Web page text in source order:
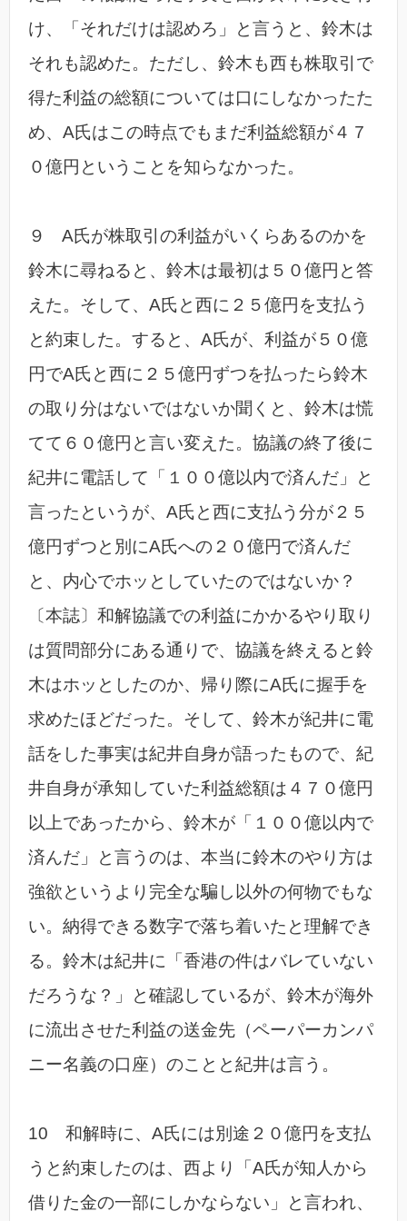
け、「それだけは認めろ」と言うと、鈴木は
それも認めた。ただし、鈴木も西も株取引で
得た利益の総額については口にしなかったた
め、A氏はこの時点でもまだ利益総額が４７
０億円ということを知らなかった。
９ A氏が株取引の利益がいくらあるのかを
鈴木に尋ねると、鈴木は最初は５０億円と答
えた。そして、A氏と西に２５億円を支払う
と約束した。すると、A氏が、利益が５０億
円でA氏と西に２５億円ずつを払ったら鈴木
の取り分はないではないか聞くと、鈴木は慌
てて６０億円と言い変えた。協議の終了後に
紀井に電話して「１００億以内で済んだ」と
言ったというが、A氏と西に支払う分が２５
億円ずつと別にA氏への２０億円で済んだ
と、内心でホッとしていたのではないか？
〔本誌〕和解協議での利益にかかるやり取り
は質問部分にある通りで、協議を終えると鈴
木はホッとしたのか、帰り際にA氏に握手を
求めたほどだった。そして、鈴木が紀井に電
話をした事実は紀井自身が語ったもので、紀
井自身が承知していた利益総額は４７０億円
以上であったから、鈴木が「１００億以内で
済んだ」と言うのは、本当に鈴木のやり方は
強欲というより完全な騙し以外の何物でもな
い。納得できる数字で落ち着いたと理解でき
る。鈴木は紀井に「香港の件はバレていない
だろうな？」と確認しているが、鈴木が海外
に流出させた利益の送金先（ペーパーカンパ
ニー名義の口座）のことと紀井は言う。
10 和解時に、A氏には別途２０億円を支払
うと約束したのは、西より「A氏が知人から
借りた金の一部にしかならない」と言われ、